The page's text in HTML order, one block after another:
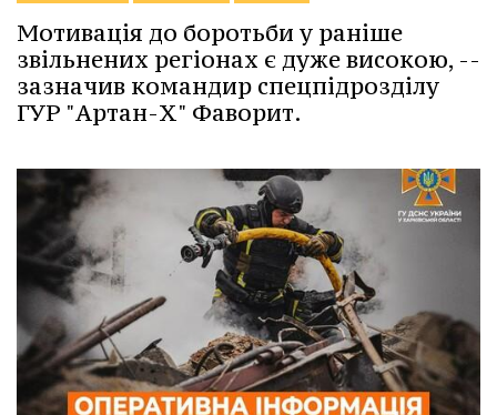
Мотивація до боротьби у раніше
звільнених регіонах є дуже високою, --
зазначив командир спецпідрозділу
ГУР "Артан-Х" Фаворит.